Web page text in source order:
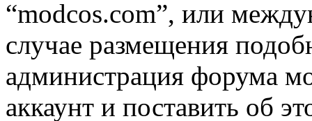
“modcos.com”, или
случае размещения
администрация форума
аккаунт и поставить об